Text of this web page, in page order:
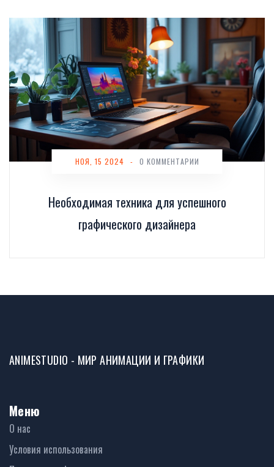
Необходимая техника для успешного
графического дизайнера
НОЯ, 15 2024 - 0 КОММЕНТАРИИ
ANIMESTUDIO - МИР АНИМАЦИИ И ГРАФИКИ
Меню
О нас
Условия использования